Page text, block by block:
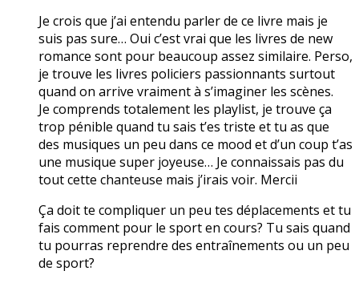
Je crois que j’ai entendu parler de ce livre mais je
suis pas sure… Oui c’est vrai que les livres de new
romance sont pour beaucoup assez similaire. Perso,
je trouve les livres policiers passionnants surtout
quand on arrive vraiment à s’imaginer les scènes.
Je comprends totalement les playlist, je trouve ça
trop pénible quand tu sais t’es triste et tu as que
des musiques un peu dans ce mood et d’un coup t’as
une musique super joyeuse… Je connaissais pas du
tout cette chanteuse mais j’irais voir. Mercii
Ça doit te compliquer un peu tes déplacements et tu
fais comment pour le sport en cours? Tu sais quand
tu pourras reprendre des entraînements ou un peu
de sport?